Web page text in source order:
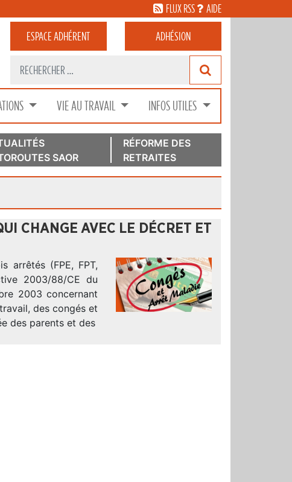
FLUX RSS AIDE
ESPACEADHÉRENT ADHÉSION
VIE AU TRAVAIL INFOS UTILES
SAOR
RÉFORME DES
RETRAITES
CHANGE AVEC LE DÉCRET ET
arrêtés (FPE, FPT,
2003/88/CE du
2003 concernant
des congés et
des parents et des